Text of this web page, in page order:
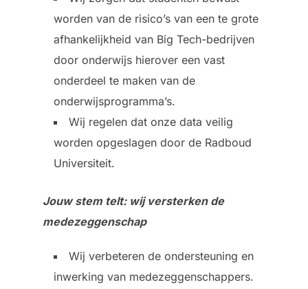
worden van de risico’s van een te grote
afhankelijkheid van Big Tech-bedrijven
door onderwijs hierover een vast
onderdeel te maken van de
onderwijsprogramma’s.
Wij regelen dat onze data veilig
worden opgeslagen door de Radboud
Universiteit.
Jouw stem telt: wij versterken de
medezeggenschap
Wij verbeteren de ondersteuning en
inwerking van medezeggenschappers.